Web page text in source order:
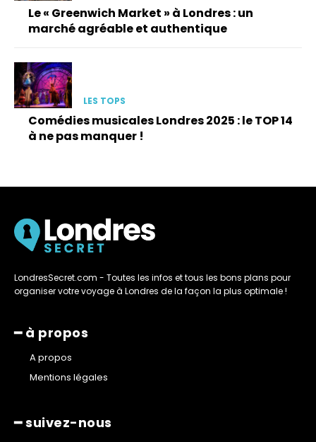
Le « Greenwich Market » à Londres : un
marché agréable et authentique
LES TOPS
Comédies musicales Londres 2025 : le TOP 14
à ne pas manquer !
LondresSecret.com - Toutes les infos et tous les bons plans pour
organiser votre voyage à Londres de la façon la plus optimale !
━ à propos
A propos
Mentions légales
━ suivez-nous